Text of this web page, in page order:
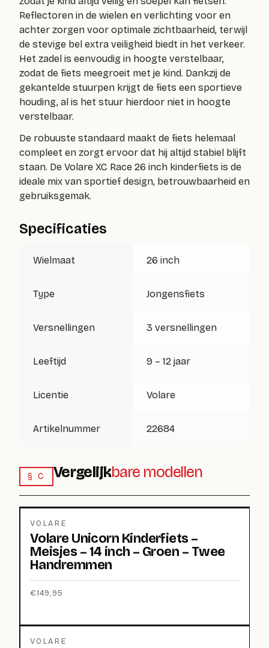
Reflectoren in de wielen en verlichting voor en
achter zorgen voor optimale zichtbaarheid, terwijl
de stevige bel extra veiligheid biedt in het verkeer.
Het zadel is eenvoudig in hoogte verstelbaar,
zodat de fiets meegroeit met je kind. Dankzij de
gekantelde stuurpen krijgt de fiets een sportieve
houding, al is het stuur hierdoor niet in hoogte
verstelbaar.
De robuuste standaard maakt de fiets helemaal
compleet en zorgt ervoor dat hij altijd stabiel blijft
staan. De Volare XC Race 26 inch kinderfiets is de
ideale mix van sportief design, betrouwbaarheid en
gebruiksgemak.
Specificaties
Wielmaat 26 inch
Type Jongensfiets
Versnellingen 3 versnellingen
Leeftijd 9 – 12 jaar
Licentie Volare
Artikelnummer 22684
§ C Vergelijkbare modellen
VOLARE
Volare Unicorn Kinderfiets –
Meisjes – 14 inch – Groen – Twee
Handremmen
€149,95
VOLARE